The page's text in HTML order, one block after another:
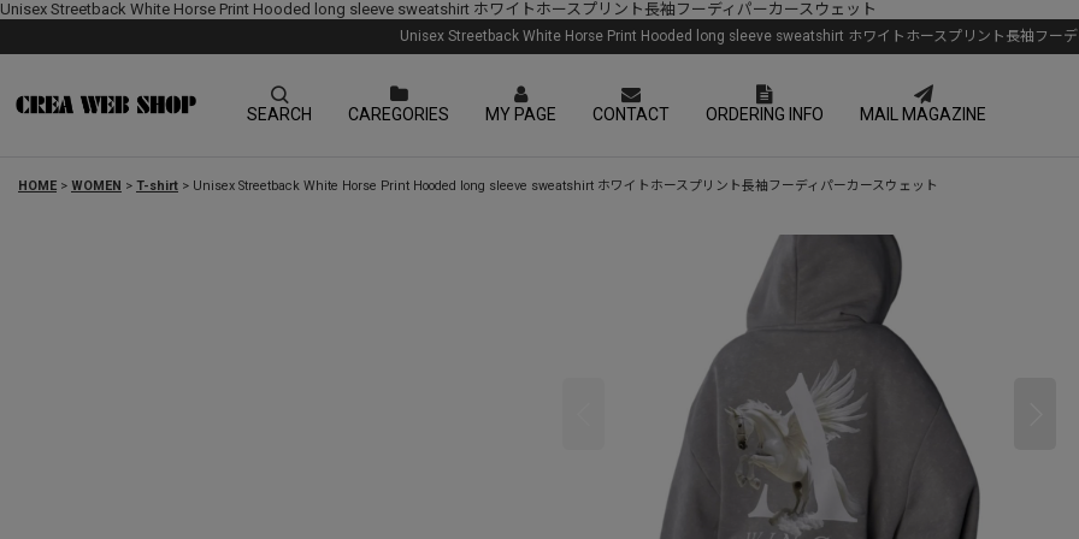
Unisex Streetback White Horse Print Hooded long sleeve sweatshirt ホワイトホースプリント長袖フーディパーカースウェット
Unisex Streetback White Horse Print Hooded long sleeve sweatshirt ホワイトホースプリント長袖フーデ
SEARCH CAREGORIES MY PAGE CONTACT ORDERING INFO MAIL MAGAZINE
HOME > WOMEN > T-shirt > Unisex Streetback White Horse Print Hooded long sleeve sweatshirt ホワイトホースプリント長袖フーディパーカースウェット